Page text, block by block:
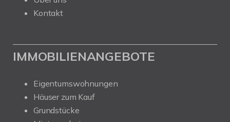
Kontakt
IMMOBILIENANGEBOTE
Eigentumswohnungen
Häuser zum Kauf
Grundstücke